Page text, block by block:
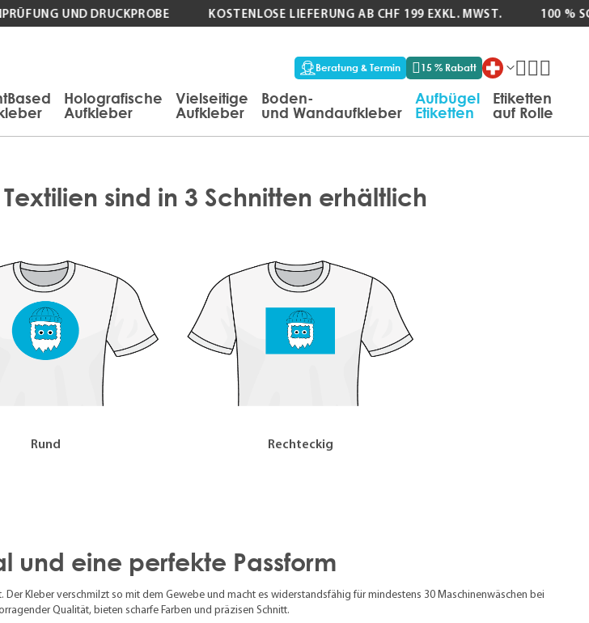
UND DRUCKPROBE KOSTENLOSE LIEFERUNG AB CHF 199 EXKL. MWST. 100 %
Beratung & Termin 15 % Rabatt
Holografische
Aufkleber
Vielseitige
Aufkleber
Boden-
und Wandaufkleber
Aufbügel
Etiketten
Etiketten
auf Rolle
sind in 3 Schnitten erhältlich
Rund Rechteckig
und eine perfekte Passform
Kleber verschmilzt so mit dem Gewebe und macht es widerstandsfähig für mindestens 30 Maschinenwäschen bei
Qualität, bieten scharfe Farben und präzisen Schnitt.